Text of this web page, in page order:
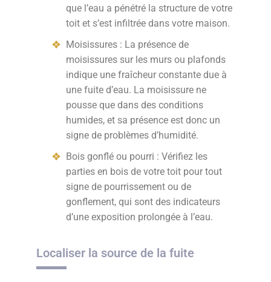
que l’eau a pénétré la structure de votre
toit et s’est infiltrée dans votre maison.
Moisissures : La présence de
moisissures sur les murs ou plafonds
indique une fraîcheur constante due à
une fuite d’eau. La moisissure ne
pousse que dans des conditions
humides, et sa présence est donc un
signe de problèmes d’humidité.
Bois gonflé ou pourri : Vérifiez les
parties en bois de votre toit pour tout
signe de pourrissement ou de
gonflement, qui sont des indicateurs
d’une exposition prolongée à l’eau.
Localiser la source de la fuite